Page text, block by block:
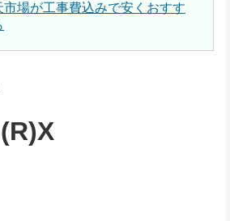
場が工事費込みで安くおすす